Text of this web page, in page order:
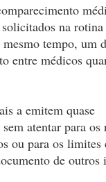
na
tempo, um
entre médicos
a emitem quase
atentar para os
ou para os limites
de outros